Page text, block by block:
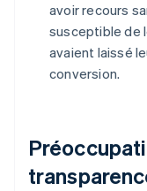
avoir recours
susceptible de
avaient laissé
conversion.